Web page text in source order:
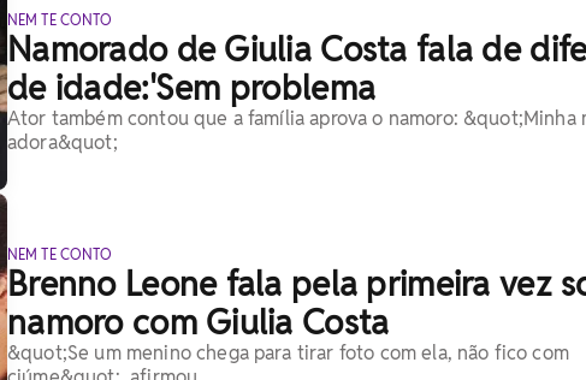
NEM TE CONTO
Namorado de Giulia Costa fala de
de idade:'Sem problema
Ator também contou que a família aprova o namoro: &quot;Minha
adora&quot;
NEM TE CONTO
Brenno Leone fala pela primeira vez
namoro com Giulia Costa
&quot;Se um menino chega para tirar foto com ela, não fico com